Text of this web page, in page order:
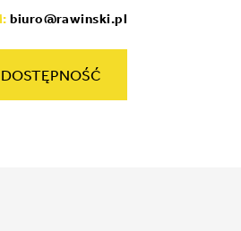
biuro@rawinski.pl